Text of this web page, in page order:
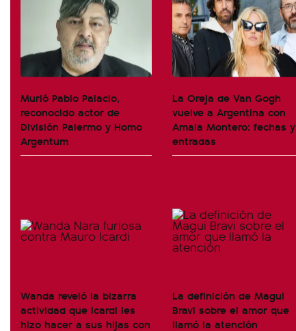
Murió Pablo Palacio,
reconocido actor de
División Palermo y Homo
Argentum
La Oreja de Van Gogh
vuelve a Argentina con
Amaia Montero: fechas y
entradas
Wanda reveló la bizarra
actividad que Icardi les
hizo hacer a sus hijas con
La definición de Magui
Bravi sobre el amor que
llamó la atención